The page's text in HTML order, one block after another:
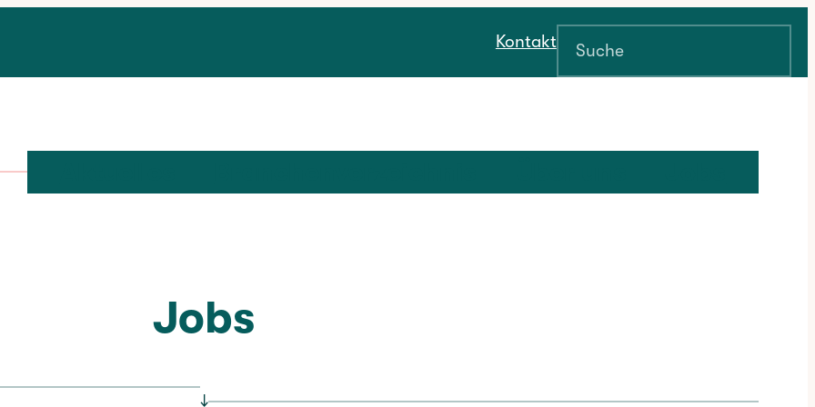
Kontakt
Suchen
Jobs
↓